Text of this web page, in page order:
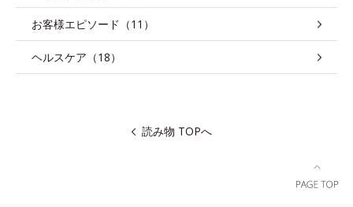
お客様エピソード（11）
ヘルスケア（18）
読み物 TOPへ